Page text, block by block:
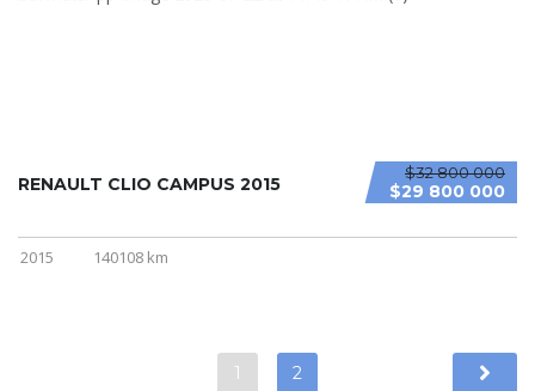
$32 800 000
$29 800 000
RENAULT CLIO CAMPUS 2015
2015 140108 km
1 2